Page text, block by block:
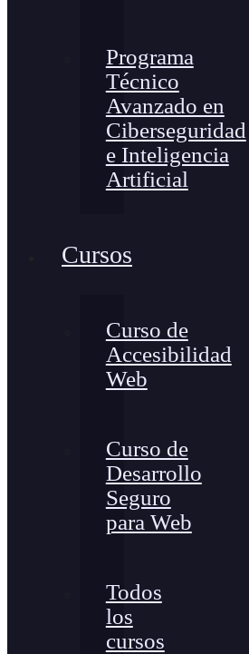
Programa
Técnico
Avanzado en
Ciberseguridad
e Inteligencia
Artificial
Cursos
Curso de
Accesibilidad
Web
Curso de
Desarrollo
Seguro
para Web
Todos
los
cursos